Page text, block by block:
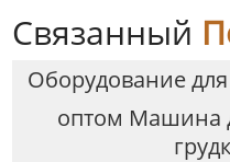
Связанный
Оборудование
оптом Машина